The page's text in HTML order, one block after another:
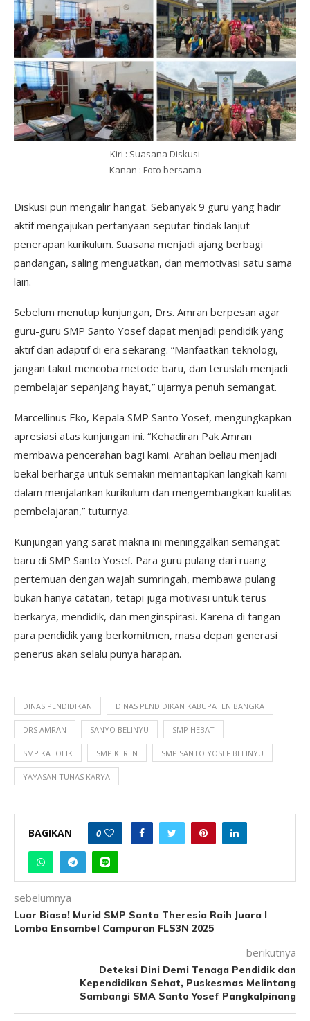
Kiri : Suasana Diskusi
Kanan : Foto bersama
Diskusi pun mengalir hangat. Sebanyak 9 guru yang hadir
aktif mengajukan pertanyaan seputar tindak lanjut
penerapan kurikulum. Suasana menjadi ajang berbagi
pandangan, saling menguatkan, dan memotivasi satu sama
lain.
Sebelum menutup kunjungan, Drs. Amran berpesan agar
guru-guru SMP Santo Yosef dapat menjadi pendidik yang
aktif dan adaptif di era sekarang. “Manfaatkan teknologi,
jangan takut mencoba metode baru, dan teruslah menjadi
pembelajar sepanjang hayat,” ujarnya penuh semangat.
Marcellinus Eko, Kepala SMP Santo Yosef, mengungkapkan
apresiasi atas kunjungan ini. “Kehadiran Pak Amran
membawa pencerahan bagi kami. Arahan beliau menjadi
bekal berharga untuk semakin memantapkan langkah kami
dalam menjalankan kurikulum dan mengembangkan kualitas
pembelajaran,” tuturnya.
Kunjungan yang sarat makna ini meninggalkan semangat
baru di SMP Santo Yosef. Para guru pulang dari ruang
pertemuan dengan wajah sumringah, membawa pulang
bukan hanya catatan, tetapi juga motivasi untuk terus
berkarya, mendidik, dan menginspirasi. Karena di tangan
para pendidik yang berkomitmen, masa depan generasi
penerus akan selalu punya harapan.
DINAS PENDIDIKAN DINAS PENDIDIKAN KABUPATEN BANGKA
DRS AMRAN SANYO BELINYU SMP HEBAT
SMP KATOLIK SMP KEREN SMP SANTO YOSEF BELINYU
YAYASAN TUNAS KARYA
BAGIKAN 0
sebelumnya
Luar Biasa! Murid SMP Santa Theresia Raih Juara I
Lomba Ensambel Campuran FLS3N 2025
berikutnya
Deteksi Dini Demi Tenaga Pendidik dan
Kependidikan Sehat, Puskesmas Melintang
Sambangi SMA Santo Yosef Pangkalpinang